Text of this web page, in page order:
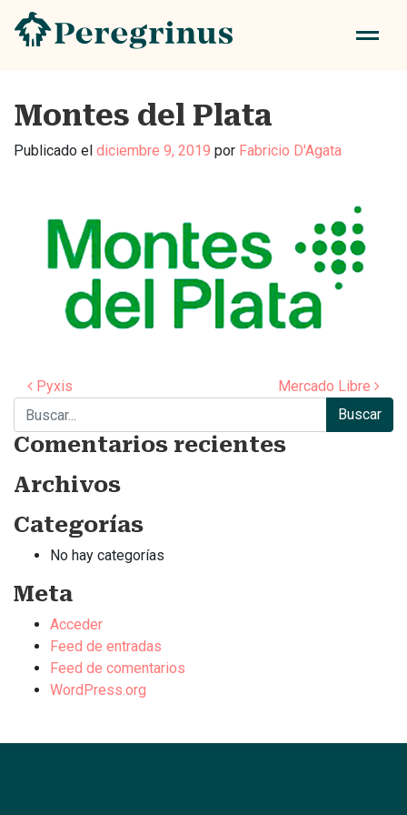
Montes del Plata
Publicado el diciembre 9, 2019 por Fabricio D'Agata
Navegación de entradas
Pyxis
Mercado Libre
Buscar:
Comentarios recientes
Archivos
Categorías
No hay categorías
Meta
Acceder
Feed de entradas
Feed de comentarios
WordPress.org